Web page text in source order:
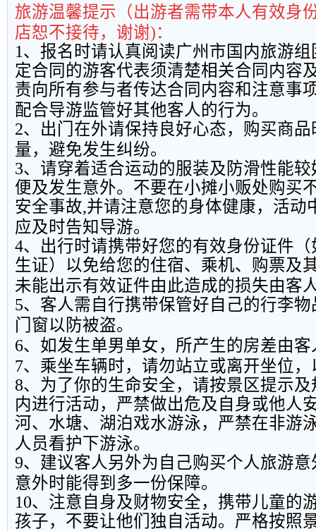
旅游温馨提示（出游者需带本人有效身
店恕不接待，谢谢)：
1、报名时请认真阅读广州市国内旅游
定合同的游客代表须清楚相关合同内容
责向所有参与者传达合同内容和注意事
配合导游监管好其他客人的行为。
2、出门在外请保持良好心态，购买商
量，避免发生纠纷。
3、请穿着适合运动的服装及防滑性能
便及发生意外。不要在小摊小贩处购买
安全事故,并请注意您的身体健康，活动
应及时告知导游。
4、出行时请携带好您的有效身份证件
生证）以免给您的住宿、乘机、购票及
未能出示有效证件由此造成的损失由客
5、客人需自行携带保管好自己的行李
门窗以防被盗。
6、如发生单男单女，所产生的房差由客
7、乘坐车辆时，请勿站立或离开坐位
8、为了你的生命安全，请按景区提示
内进行活动，严禁做出危及自身或他人
河、水塘、湖泊戏水游泳，严禁在非游
人员看护下游泳。
9、建议客人另外为自己购买个人旅游
意外时能得到多一份保障。
10、注意自身及财物安全，携带儿童的
孩子，不要让他们独自活动。严格按照